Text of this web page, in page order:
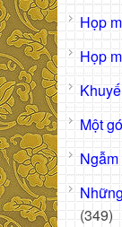
Họp
Họp
Một
(349)